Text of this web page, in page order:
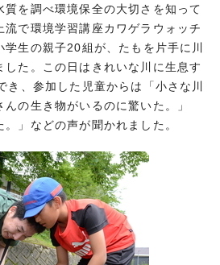
質を調べ環境保全の大切さを知って
流で環境学習講座カワゲラウォッチ
生の親子20組が、たもを片手に川
した。この日はきれいな川に生息す
き、参加した児童からは「小さな川
の生き物がいるのに驚いた。」
。」などの声が聞かれました。